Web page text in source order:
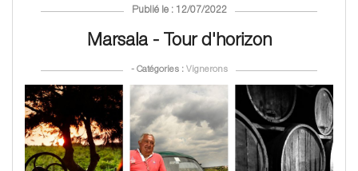
Publié le : 12/07/2022
Marsala - Tour d'horizon
- Catégories : Vignerons